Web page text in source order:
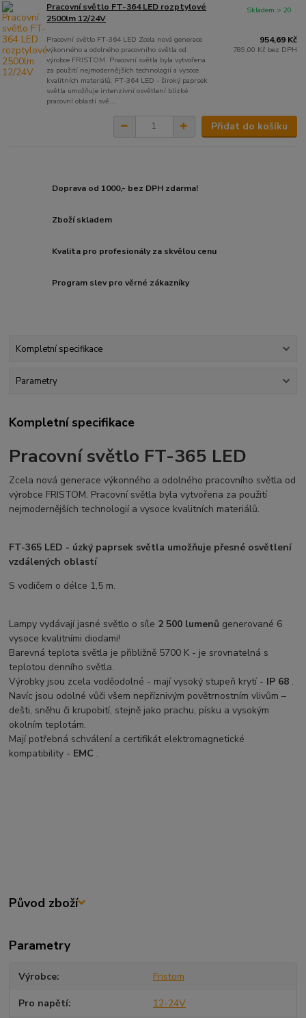
Pracovní světlo FT-364 LED rozptylové
2500lm 12/24V
Pracovní světlo FT-364 LED Zcela nová generace
výkonného a odolného pracovního světla od
výrobce FRISTOM. Pracovní světla byla vytvořena
za použití nejmodernějších technologií a vysoce
kvalitních materiálů. FT-364 LED - široký paprsek
světla umožňuje intenzivní osvětlení blízké
pracovní oblasti svě...
954,69 Kč
789,00 Kč bez DPH
Skladem > 20
Přidat do košíku
Doprava od 1000,- bez DPH zdarma!
Zboží skladem
Kvalita pro profesionály za skvělou cenu
Program slev pro věrné zákazníky
Kompletní specifikace
Parametry
Kompletní specifikace
Pracovní světlo FT-365 LED
Zcela nová generace výkonného a odolného pracovního světla od
výrobce FRISTOM. Pracovní světla byla vytvořena za použití
nejmodernějších technologií a vysoce kvalitních materiálů.
FT-365 LED - úzký paprsek světla umožňuje přesné osvětlení
vzdálených oblastí
S vodičem o délce 1,5 m.
Lampy vydávají jasné světlo o síle 2 500 lumenů generované 6
vysoce kvalitními diodami!
Barevná teplota světla je přibližně 5700 K - je srovnatelná s
teplotou denního světla.
Výrobky jsou zcela voděodolné - mají vysoký stupeň krytí - IP 68 .
Navíc jsou odolné vůči všem nepříznivým povětrnostním vlivům –
dešti, sněhu či krupobití, stejně jako prachu, písku a vysokým
okolním teplotám.
Mají potřebná schválení a certifikát elektromagnetické
kompatibility - EMC .
Původ zboží
Parametry
Výrobce Fristom
Pro napětí 12-24V